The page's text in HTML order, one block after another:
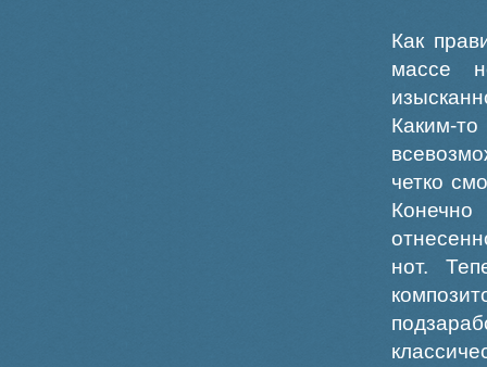
Как
массе
Каким-
четко
нот.